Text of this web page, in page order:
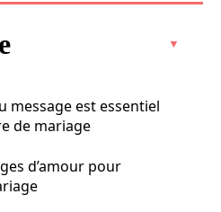
message est essentiel
de mariage
d’amour pour